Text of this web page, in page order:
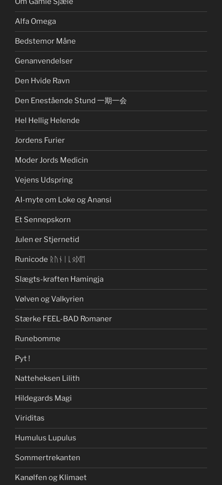
Alfa Omega
Bedstemor Måne
Genanvendelser
Den Hvide Ravn
Den Enestående Stund 一期一会
Hel Hellig Helende
Jordens Furier
Moder Jords Medicin
Vejens Udspring
AI-myte om Loke og Anansi
Et Sennepskorn
Julen er Stjernetid
Runicode ᚱᚢᚾᛁᚳᛟᛞᛖ
Slægts-kraften Hamingja
Vølven og Valkyrien
Stærke FEEL-BAD Romaner
Runebomme
Pyt !
Natteheksen Lilith
Hildegards Magi
Viriditas
Humulus Lupulus
Sommertrekanten
Kanølfen og Klimaet